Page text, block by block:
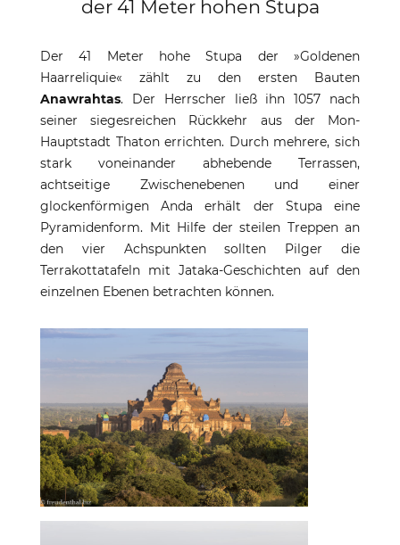
der 41 Meter hohen Stupa
Der 41 Meter hohe Stupa der »Goldenen
Haarreliquie« zählt zu den ersten Bauten
Anawrahtas. Der Herrscher ließ ihn 1057 nach
seiner siegesreichen Rückkehr aus der Mon-
Hauptstadt Thaton errichten. Durch mehrere, sich
stark voneinander abhebende Terrassen,
achtseitige Zwischenebenen und einer
glockenförmigen Anda erhält der Stupa eine
Pyramidenform. Mit Hilfe der steilen Treppen an
den vier Achspunkten sollten Pilger die
Terrakottatafeln mit Jataka-Geschichten auf den
einzelnen Ebenen betrachten können.